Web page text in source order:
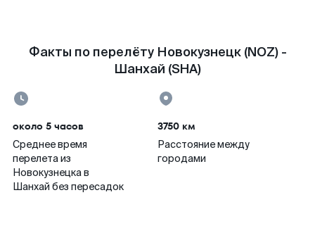
Факты по перелёту Новокузнецк (NOZ) -
Шанхай (SHA)
около 5 часов
Среднее время
перелета из
Новокузнецка в
Шанхай без пересадок
3750 км
Расстояние между
городами